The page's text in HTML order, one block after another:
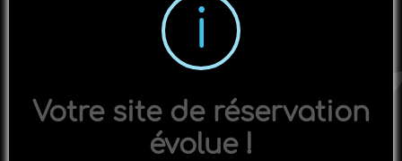
Votre site de réservation
évolue !